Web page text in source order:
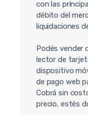
con las
débito del
liquidaciones
Podés vender
lector de
dispositivo
de pago web
Cobrá sin
precio, estés